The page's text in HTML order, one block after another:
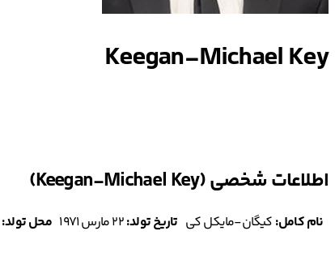
Keegan-Michael Key
اطلاعات شخصی (Keegan-Michael Key)
نام کامل: کیگان-مایکل کی تاریخ تولد:۲۲ مارس ۱۹۷۱ محل تولد: